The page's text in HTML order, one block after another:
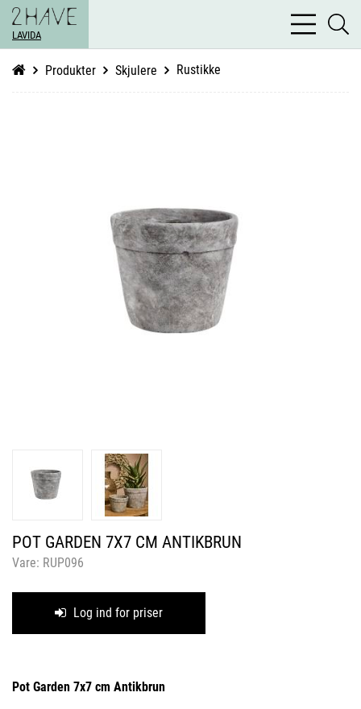
LAVIDA
bars
light
Produkter Skjulere Rustikke
POT GARDEN 7X7 CM ANTIKBRUN
Vare: RUP096
Log ind for priser
Pot Garden 7x7 cm Antikbrun